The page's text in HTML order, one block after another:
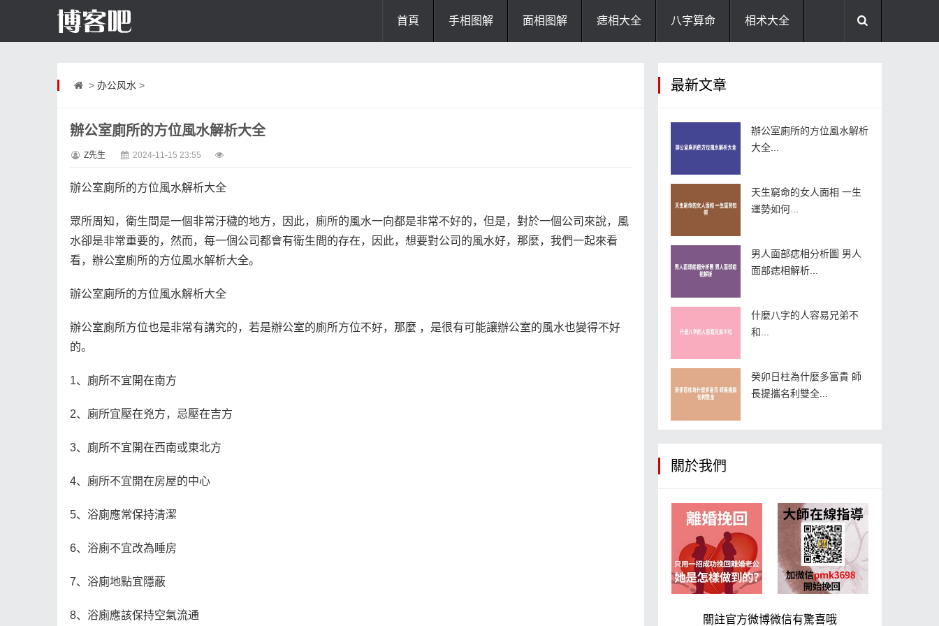
首頁 手相图解 面相图解 痣相大全 八字算命 相术大全
> 办公风水 >
辦公室廁所的方位風水解析大全
Z先生 2024-11-15 23:55
辦公室廁所的方位風水解析大全
眾所周知，衛生間是一個非常汙穢的地方，因此，廁所的風水一向都是非常不好的，但是，對於一個公司來說，風
水卻是非常重要的，然而，每一個公司都會有衛生間的存在，因此，想要對公司的風水好，那麼，我們一起來看
看，辦公室廁所的方位風水解析大全。
辦公室廁所的方位風水解析大全
辦公室廁所方位也是非常有講究的，若是辦公室的廁所方位不好，那麼 ，是很有可能讓辦公室的風水也變得不好
的。
1、廁所不宜開在南方
2、廁所宜壓在兇方，忌壓在吉方
3、廁所不宜開在西南或東北方
4、廁所不宜開在房屋的中心
5、浴廁應常保持清潔
6、浴廁不宜改為睡房
7、浴廁地點宜隱蔽
8、浴廁應該保持空氣流通
最新文章
辦公室廁所的方位風水解析
大全...
天生窮命的女人面相 一生
運勢如何...
男人面部痣相分析圖 男人
面部痣相解析...
什麼八字的人容易兄弟不
和...
癸卯日柱為什麼多富貴 師
長提攜名利雙全...
關於我們
關註官方微博微信有驚喜哦